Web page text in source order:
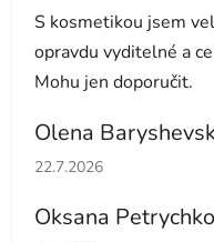
S kosmetikou jsem
opravdu vyditelné a
Mohu jen doporučit.
Olena
Hodnocení obchodu je
22.7.2026
Oksana Petrychko